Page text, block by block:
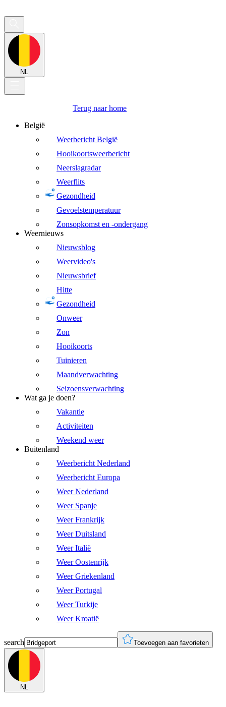
NL
Terug naar home
België
Weerbericht België
Hooikoortsweerbericht
Neerslagradar
Weerflits
Gezondheid
Gevoelstemperatuur
Zonsopkomst en -ondergang
Weernieuws
Nieuwsblog
Weervideo's
Nieuwsbrief
Hitte
Gezondheid
Onweer
Zon
Hooikoorts
Tuinieren
Maandverwachting
Seizoensverwachting
Wat ga je doen?
Vakantie
Activiteiten
Weekend weer
Buitenland
Weerbericht Nederland
Weerbericht Europa
Weer Nederland
Weer Spanje
Weer Frankrijk
Weer Duitsland
Weer Italië
Weer Oostenrijk
Weer Griekenland
Weer Portugal
Weer Turkije
Weer Kroatië
search Toevoegen aan favorieten
NL